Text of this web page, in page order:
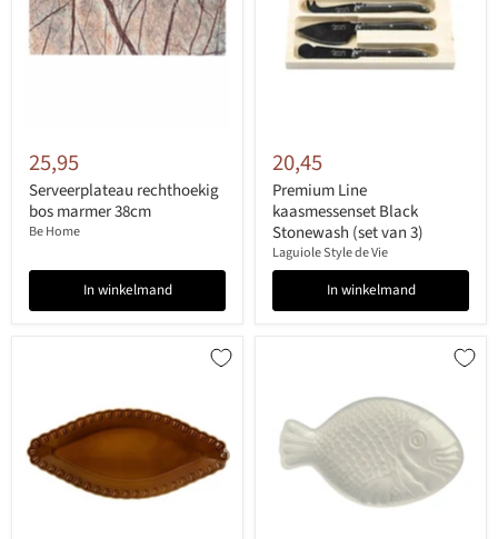
25,95
Serveerplateau rechthoekig
bos marmer 38cm
Be Home
In winkelmand
20,45
Premium Line
kaasmessenset Black
Stonewash (set van 3)
Laguiole Style de Vie
In winkelmand